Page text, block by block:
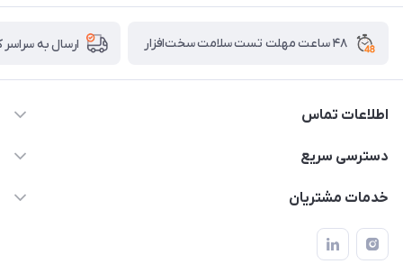
۴۸ ساعت مهلت تست سلامت سخت‌افزار ارسال به
اطلاعات تماس
02122913967
۲۳، طبقه سوم
دسترسی سریع
لیست محصولات
حساب کاربری
خدمات مشتریان
قوانین و مقررات
حریم خصوصی